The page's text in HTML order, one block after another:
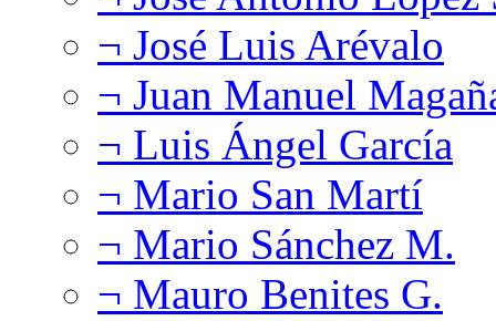
¬ José Luis Arévalo
¬ Juan Manuel
¬ Luis Ángel García
¬ Mario San Martí
¬ Mario Sánchez M.
¬ Mauro Benites G.